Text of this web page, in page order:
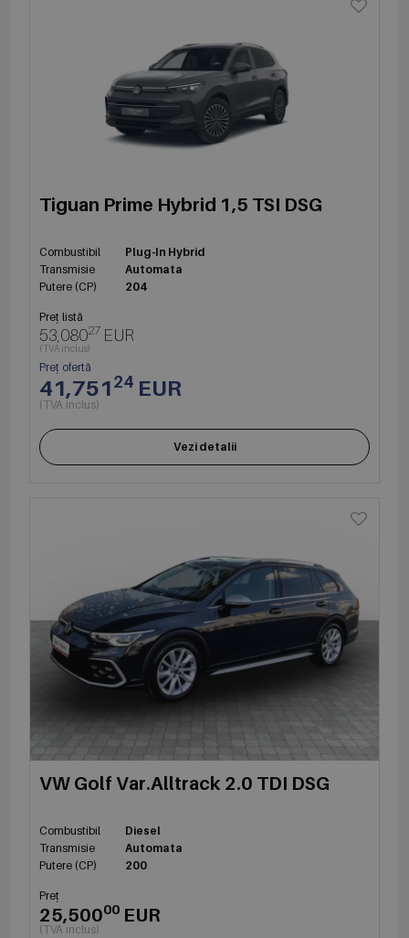
Tiguan Prime Hybrid 1,5 TSI DSG
Combustibil
Plug-In Hybrid
Transmisie
Automata
Putere (CP)
204
Preț listă
53,08027 EUR
(TVA inclus)
Preț ofertă
41,75124 EUR
(TVA inclus)
Vezi detalii
VW Golf Var.Alltrack 2.0 TDI DSG
Combustibil
Diesel
Transmisie
Automata
Putere (CP)
200
Preț
25,50000 EUR
(TVA inclus)